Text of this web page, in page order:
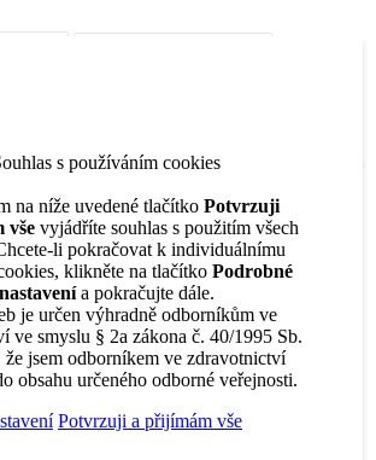
BAZAR DENTAL JOBS
search
nové pozice
s používáním cookies
na níže uvedené tlačítko Potvrzuji
vše vyjádříte souhlas s použitím všech
li pokračovat k individuálnímu
klikněte na tlačítkoPodrobné
nastavenía pokračujte dále.
je určen výhradně odborníkům ve
ve smyslu § 2a zákona č. 40/1995 Sb.
jsem odborníkem ve zdravotnictví
obsahu určeného odborné veřejnosti.
Potvrzuji a přijímám vše